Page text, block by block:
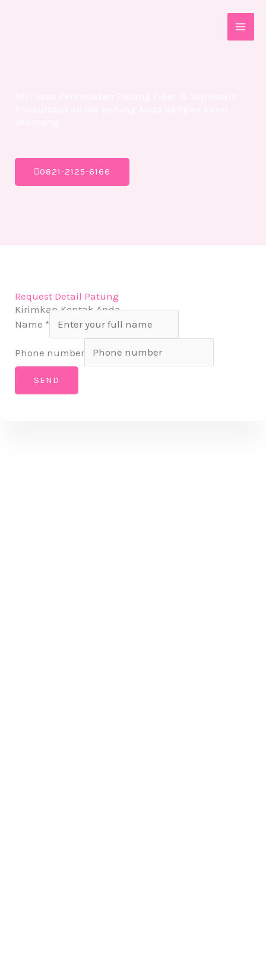
0821-2125-6166
Request Detail Patung
Kirimkan Kontak Anda
Name *
Phone number
SEND